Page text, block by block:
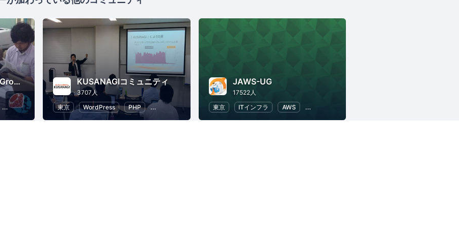
Okinawa Ruby User Group (Okinawa.rb)
ソフトウェア開発 オープンソース Ruby on Rails
KUSANAGIコミュニティ
3707人
東京
WordPress PHP AWS ITインフラ Web
JAWS-UG
17522人
東京
ITインフラ AWS ソフトウェア開発